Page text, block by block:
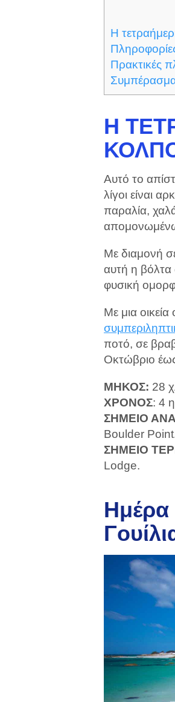
Η
Πρακτικές
Η
Αυτό το
λίγοι είναι
παραλία,
Με διαμονή
αυτή η βόλτα
φυσική
Με μια
ποτό, σε
Οκτώβριο
ΜΗΚΟΣ: 28
ΧΡΟΝΟΣ: 4
ΣΗΜΕΙΟ
Boulder
ΣΗΜΕΙΟ
Lodge.
Ημέρα